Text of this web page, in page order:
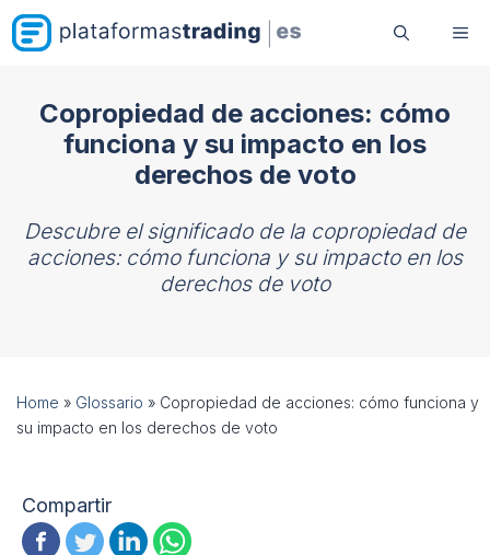
Saltar
al
Copropiedad de acciones: cómo
funciona y su impacto en los
derechos de voto
Descubre el significado de la copropiedad de
acciones: cómo funciona y su impacto en los
derechos de voto
Home » Glossario » Copropiedad de acciones: cómo funciona y
su impacto en los derechos de voto
Compartir